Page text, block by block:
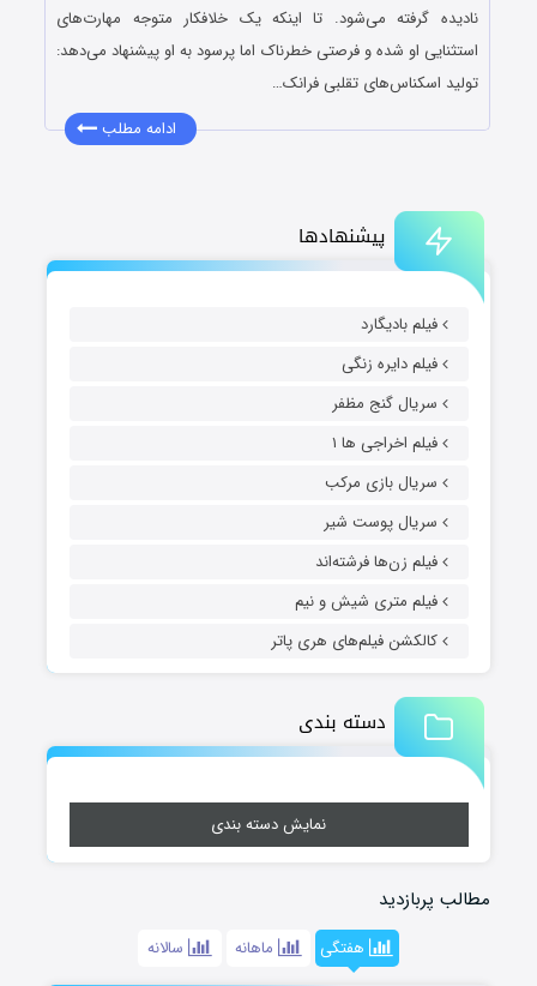
پیشنهادها
فیلم بادیگارد
فیلم دایره زنگی
سریال گنج مظفر
فیلم اخراجی ها ۱
سریال بازی مرکب
سریال پوست شیر
فیلم زن‌ها فرشته‌اند
فیلم متری شیش و نیم
کالکشن فیلم‌های هری پاتر
دسته بندی
نمایش دسته بندی
مطالب پربازدید
هفتگی ماهانه سالانه
نادیده گرفته می‌شود. تا اینکه یک خلافکار متوجه مهارت‌های
استثنایی او شده و فرصتی خطرناک اما پرسود به او پیشنهاد می‌دهد:
تولید اسکناس‌های تقلبی فرانک…
ادامه مطلب